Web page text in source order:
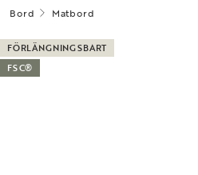
Bord Matbord
FÖRLÄNGNINGSBART
FSC®